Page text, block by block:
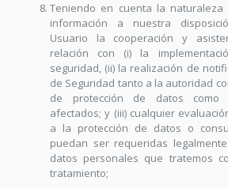
Teniendo en cuenta la
información a nuestra
Usuario la cooperación y
relación con (i) la
seguridad, (ii) la realización de
de Seguridad tanto a la autoridad
de protección de datos como
afectados; y (iii) cualquier
a la protección de datos o
puedan ser requeridas
datos personales que tratemos
tratamiento;